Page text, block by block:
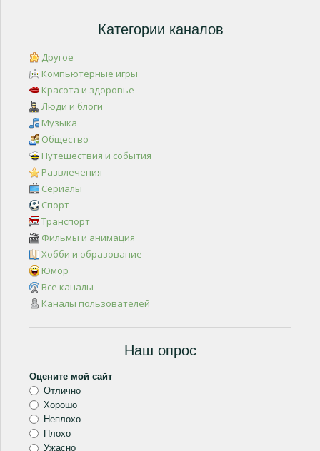
Категории каналов
Другое
Компьютерные игры
Красота и здоровье
Люди и блоги
Музыка
Общество
Путешествия и события
Развлечения
Сериалы
Спорт
Транспорт
Фильмы и анимация
Хобби и образование
Юмор
Все каналы
Каналы пользователей
Наш опрос
Оцените мой сайт
Отлично
Хорошо
Неплохо
Плохо
Ужасно